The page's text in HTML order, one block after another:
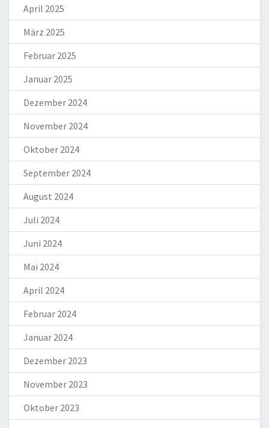
April 2025
März 2025
Februar 2025
Januar 2025
Dezember 2024
November 2024
Oktober 2024
September 2024
August 2024
Juli 2024
Juni 2024
Mai 2024
April 2024
Februar 2024
Januar 2024
Dezember 2023
November 2023
Oktober 2023